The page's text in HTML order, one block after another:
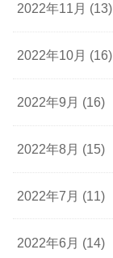
2022年11月 (13)
2022年10月 (16)
2022年9月 (16)
2022年8月 (15)
2022年7月 (11)
2022年6月 (14)